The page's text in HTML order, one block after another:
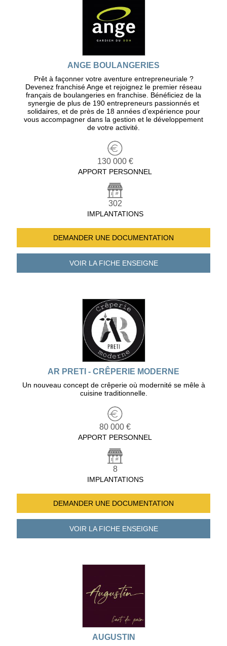
ANGE BOULANGERIES
Prêt à façonner votre aventure entrepreneuriale ?
Devenez franchisé Ange et rejoignez le premier réseau
français de boulangeries en franchise. Bénéficiez de la
synergie de plus de 190 entrepreneurs passionnés et
solidaires, et de près de 18 années d’expérience pour
vous accompagner dans la gestion et le développement
de votre activité.
130 000 €
APPORT PERSONNEL
302
IMPLANTATIONS
DEMANDER UNE DOCUMENTATION
VOIR LA FICHEENSEIGNE
AR PRETI - CRÊPERIE MODERNE
Un nouveau concept de crêperie où modernité se mêle à
cuisine traditionnelle.
80 000 €
APPORT PERSONNEL
8
IMPLANTATIONS
DEMANDER UNE DOCUMENTATION
VOIR LA FICHEENSEIGNE
AUGUSTIN